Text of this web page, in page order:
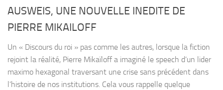
AUSWEIS, UNE NOUVELLE INEDITE DE
PIERRE MIKAILOFF
Un « Discours du roi » pas comme les autres, lorsque la fiction
rejoint la réalité, Pierre Mikaïloff a imaginé le speech d’un lider
maximo hexagonal traversant une crise sans précédent dans
l’histoire de nos institutions. Cela vous rappelle quelque